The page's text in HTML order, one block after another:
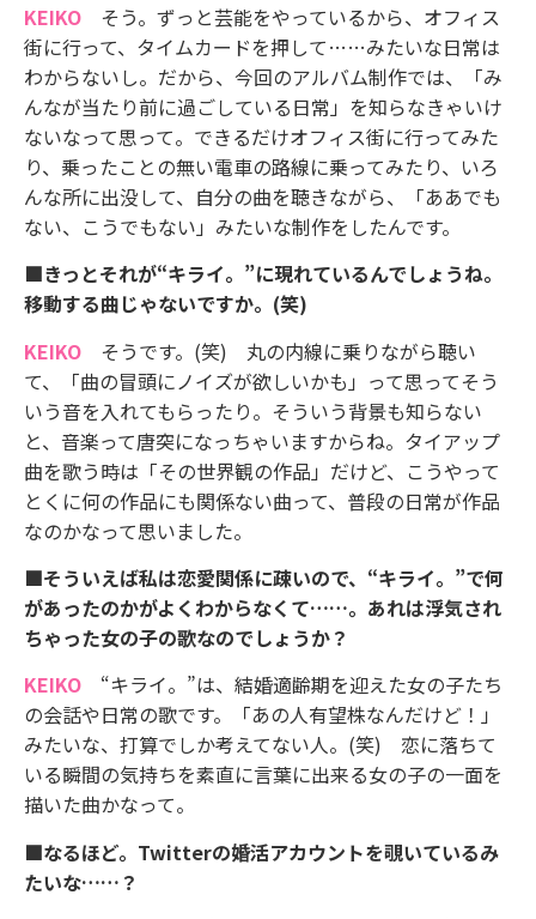
KEIKO そう。ずっと芸能をやっているから、オフィス
街に行って、タイムカードを押して……みたいな日常は
わからないし。だから、今回のアルバム制作では、「み
んなが当たり前に過ごしている日常」を知らなきゃいけ
ないなって思って。できるだけオフィス街に行ってみた
り、乗ったことの無い電車の路線に乗ってみたり、いろ
んな所に出没して、自分の曲を聴きながら、「ああでも
ない、こうでもない」みたいな制作をしたんです。
■きっとそれが“キライ。”に現れているんでしょうね。
移動する曲じゃないですか。(笑)
KEIKO そうです。(笑) 丸の内線に乗りながら聴い
て、「曲の冒頭にノイズが欲しいかも」って思ってそう
いう音を入れてもらったり。そういう背景も知らない
と、音楽って唐突になっちゃいますからね。タイアップ
曲を歌う時は「その世界観の作品」だけど、こうやって
とくに何の作品にも関係ない曲って、普段の日常が作品
なのかなって思いました。
■そういえば私は恋愛関係に疎いので、“キライ。”で何
があったのかがよくわからなくて……。あれは浮気され
ちゃった女の子の歌なのでしょうか？
KEIKO “キライ。”は、結婚適齢期を迎えた女の子たち
の会話や日常の歌です。「あの人有望株なんだけど！」
みたいな、打算でしか考えてない人。(笑) 恋に落ちて
いる瞬間の気持ちを素直に言葉に出来る女の子の一面を
描いた曲かなって。
■なるほど。Twitterの婚活アカウントを覗いているみ
たいな……？